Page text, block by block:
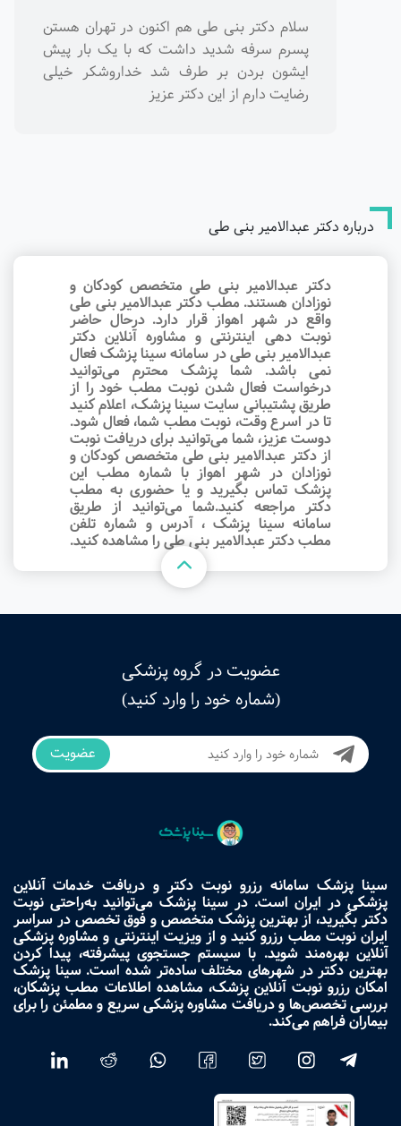
سلام دکتر بنی طی هم اکنون در تهران هستن
پسرم سرفه شدید داشت که با یک بار پیش
ایشون بردن بر طرف شد خداروشکر خیلی
رضایت دارم از این دکتر عزیز
درباره دکتر عبدالامیر بنی طی
دکتر عبدالامیر بنی طی متخصص کودکان و
نوزادان هستند. مطب دکتر عبدالامیر بنی طی
واقع در شهر اهواز قرار دارد. درحال حاضر
نوبت‌ دهی اینترنتی و مشاوره آنلاین دکتر
عبدالامیر بنی طی در سامانه سینا پزشک فعال
نمی باشد. شما پزشک محترم می‌توانید
درخواست فعال شدن نوبت مطب خود را از
طریق پشتیبانی سایت سینا پزشک، اعلام کنید
تا در اسرع وقت‌، نوبت مطب شما، فعال شود.
دوست عزیز، شما می‌توانید برای دریافت نوبت
از دکتر عبدالامیر بنی طی متخصص کودکان و
نوزادان در شهر اهواز با شماره مطب این
پزشک تماس بگیرید و یا حضوری به مطب
دکتر مراجعه کنید.شما می‌توانید از طریق
سامانه سینا پزشک ، آدرس و شماره تلفن
مطب دکتر عبدالامیر بنی طی را مشاهده کنید.
عضویت در گروه پزشکی
(شماره خود را وارد کنید)
عضویت
سینا پزشک سامانه رزرو نوبت دکتر و دریافت خدمات آنلاین
پزشکی در ایران است. در سینا پزشک می‌توانید به‌راحتی نوبت
دکتر بگیرید، از بهترین پزشک متخصص و فوق تخصص در سراسر
ایران نوبت مطب رزرو کنید و از ویزیت اینترنتی و مشاوره پزشکی
آنلاین بهره‌مند شوید. با سیستم جستجوی پیشرفته، پیدا کردن
بهترین دکتر در شهرهای مختلف ساده‌تر شده است. سینا پزشک
امکان رزرو نوبت آنلاین پزشک، مشاهده اطلاعات مطب پزشکان،
بررسی تخصص‌ها و دریافت مشاوره پزشکی سریع و مطمئن را برای
بیماران فراهم می‌کند.